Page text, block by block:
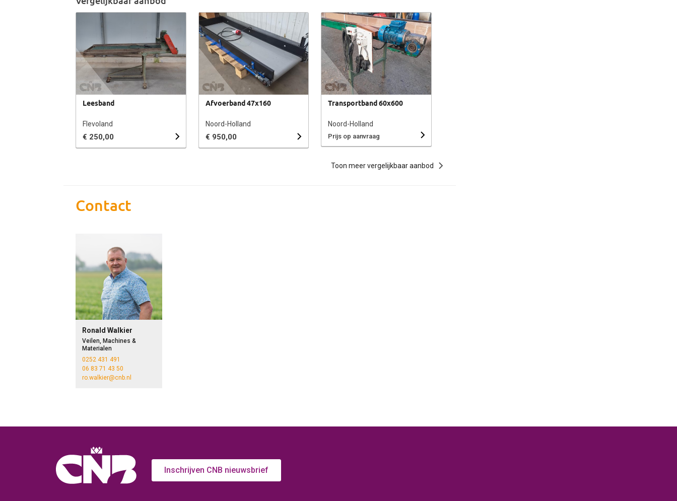
Leesband
Flevoland
€ 250,00
Afvoerband 47x160
Noord-Holland
€ 950,00
Transportband 60x600
Noord-Holland
Prijs op aanvraag
Toon meer vergelijkbaar aanbod
Contact
Ronald Walkier
Veilen, Machines &
Materialen
0252 431 491
06 83 71 43 50
ro.walkier@cnb.nl
Inschrijven CNB nieuwsbrief